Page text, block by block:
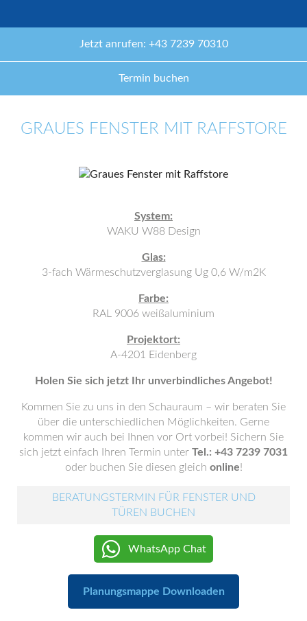
Jetzt anrufen: +43 7239 70310
Termin buchen
GRAUES FENSTER MIT RAFFSTORE
System:
WAKU W88 Design
Glas:
3-fach Wärmeschutzverglasung Ug 0,6 W/m2K
Farbe:
RAL 9006 weißaluminium
Projektort:
A-4201 Eidenberg
Holen Sie sich jetzt Ihr unverbindliches Angebot!
Kommen Sie zu uns in den Schauraum – wir beraten Sie
über die unterschiedlichen Möglichkeiten. Gerne
kommen wir auch bei Ihnen vor Ort vorbei! Sichern Sie
sich jetzt einfach Ihren Termin unter Tel.: +43 7239 7031
oder buchen Sie diesen gleich online!
BERATUNGSTERMIN FÜR FENSTER UND
TÜREN BUCHEN
WhatsApp Chat
Planungsmappe Downloaden